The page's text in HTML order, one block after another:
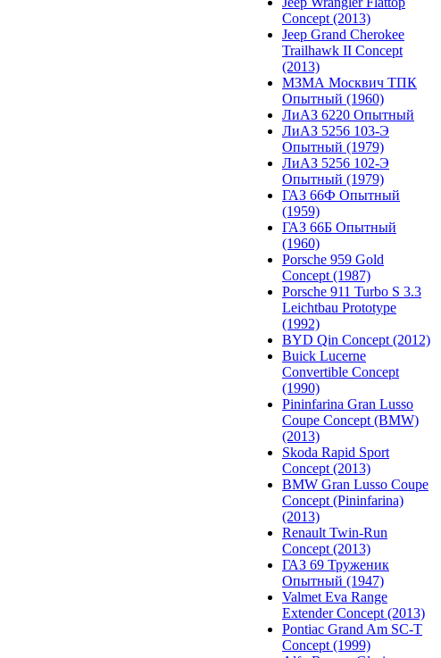
Concept (2013)
Jeep Grand Cherokee
Trailhawk II Concept
(2013)
МЗМА Москвич ТПК
Опытный (1960)
ЛиАЗ 6220 Опытный
ЛиАЗ 5256 103-Э
Опытный (1979)
ЛиАЗ 5256 102-Э
Опытный (1979)
ГАЗ 66Ф Опытный
(1959)
ГАЗ 66Б Опытный
(1960)
Porsche 959 Gold
Concept (1987)
Porsche 911 Turbo S 3.3
Leichtbau Prototype
(1992)
BYD Qin Concept (2012)
Buick Lucerne
Convertible Concept
(1990)
Pininfarina Gran Lusso
Coupe Concept (BMW)
(2013)
Skoda Rapid Sport
Concept (2013)
BMW Gran Lusso Coupe
Concept (Pininfarina)
(2013)
Renault Twin-Run
Concept (2013)
ГАЗ 69 Труженик
Опытный (1947)
Valmet Eva Range
Extender Concept (2013)
Pontiac Grand Am SC-T
Concept (1999)